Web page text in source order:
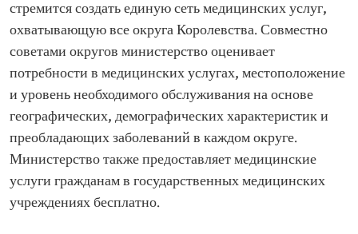
стремится создать единую сеть медицинских услуг,
охватывающую все округа Королевства. Совместно
советами округов министерство оценивает
потребности в медицинских услугах, местоположение
и уровень необходимого обслуживания на основе
географических, демографических характеристик и
преобладающих заболеваний в каждом округе.
Министерство также предоставляет медицинские
услуги гражданам в государственных медицинских
учреждениях бесплатно.